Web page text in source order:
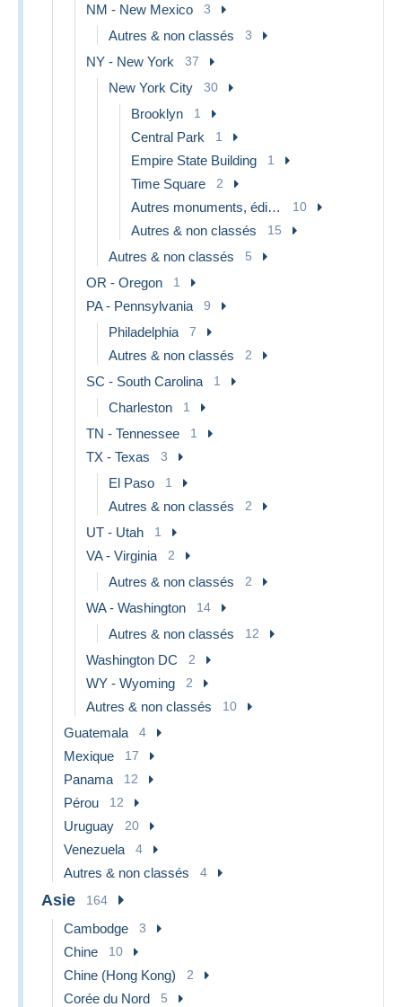
NM - New Mexico 3
Autres & non classés 3
NY - New York 37
New York City 30
Brooklyn 1
Central Park 1
Empire State Building 1
Time Square 2
Autres monuments, édifices 10
Autres & non classés 15
Autres & non classés 5
OR - Oregon 1
PA - Pennsylvania 9
Philadelphia 7
Autres & non classés 2
SC - South Carolina 1
Charleston 1
TN - Tennessee 1
TX - Texas 3
El Paso 1
Autres & non classés 2
UT - Utah 1
VA - Virginia 2
Autres & non classés 2
WA - Washington 14
Autres & non classés 12
Washington DC 2
WY - Wyoming 2
Autres & non classés 10
Guatemala 4
Mexique 17
Panama 12
Pérou 12
Uruguay 20
Venezuela 4
Autres & non classés 4
Asie 164
Cambodge 3
Chine 10
Chine (Hong Kong) 2
Corée du Nord 5